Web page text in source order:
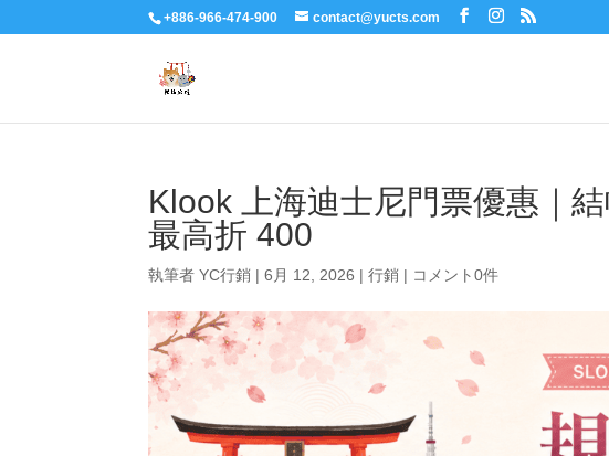
+886-966-474-900 contact@yucts.com
Klook 上海迪士尼門票優惠｜
最高折 400
執筆者YC行銷 |6月 12, 2026 |行銷 | コメント0件